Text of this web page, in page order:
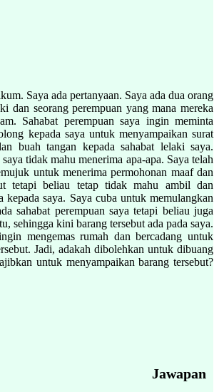
Saya ada pertanyaan. Saya ada dua orang
dan seorang perempuan yang mana mereka
Sahabat perempuan saya ingin meminta
kepada saya untuk menyampaikan surat
buah tangan kepada sahabat lelaki saya.
tidak mahu menerima apa-apa. Saya telah
untuk menerima permohonan maaf dan
tetapi beliau tetap tidak mahu ambil dan
kepada saya. Saya cuba untuk memulangkan
sahabat perempuan saya tetapi beliau juga
sehingga kini barang tersebut ada pada saya.
mengemas rumah dan bercadang untuk
Jadi, adakah dibolehkan untuk dibuang
untuk menyampaikan barang tersebut?
Jawapan